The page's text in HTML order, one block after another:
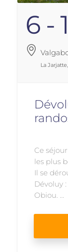
6 -
La
Ce
les plus
Il se
Dévoluy
Obiou. ...